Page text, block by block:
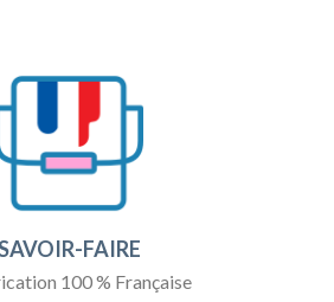
FAIRE
100 % Française